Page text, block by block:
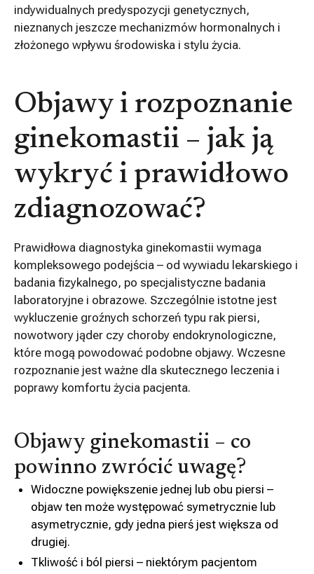
indywidualnych predyspozycji genetycznych,
nieznanych jeszcze mechanizmów hormonalnych i
złożonego wpływu środowiska i stylu życia.
Objawy i rozpoznanie
ginekomastii – jak ją
wykryć i prawidłowo
zdiagnozować?
Prawidłowa diagnostyka ginekomastii wymaga
kompleksowego podejścia – od wywiadu lekarskiego i
badania fizykalnego, po specjalistyczne badania
laboratoryjne i obrazowe. Szczególnie istotne jest
wykluczenie groźnych schorzeń typu rak piersi,
nowotwory jąder czy choroby endokrynologiczne,
które mogą powodować podobne objawy. Wczesne
rozpoznanie jest ważne dla skutecznego leczenia i
poprawy komfortu życia pacjenta.
Objawy ginekomastii – co
powinno zwrócić uwagę?
Widoczne powiększenie jednej lub obu piersi –
objaw ten może występować symetrycznie lub
asymetrycznie, gdy jedna pierś jest większa od
drugiej.
Tkliwość i ból piersi – niektórym pacjentom